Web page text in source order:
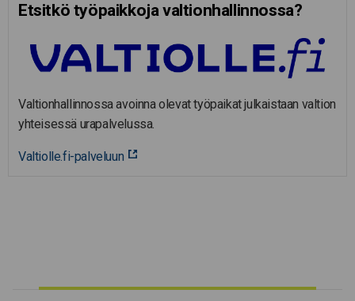
Etsitkö työpaikkoja valtion­hal­lin­nossa?
Valtionhallinnossa avoinna olevat työpaikat julkaistaan valtion
yhteisessä urapalvelussa.
Valtiolle.fi-palveluun